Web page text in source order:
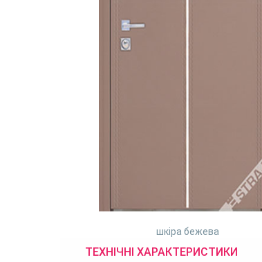
шкіра бежева
ТЕХНІЧНІ ХАРАКТЕРИСТИКИ